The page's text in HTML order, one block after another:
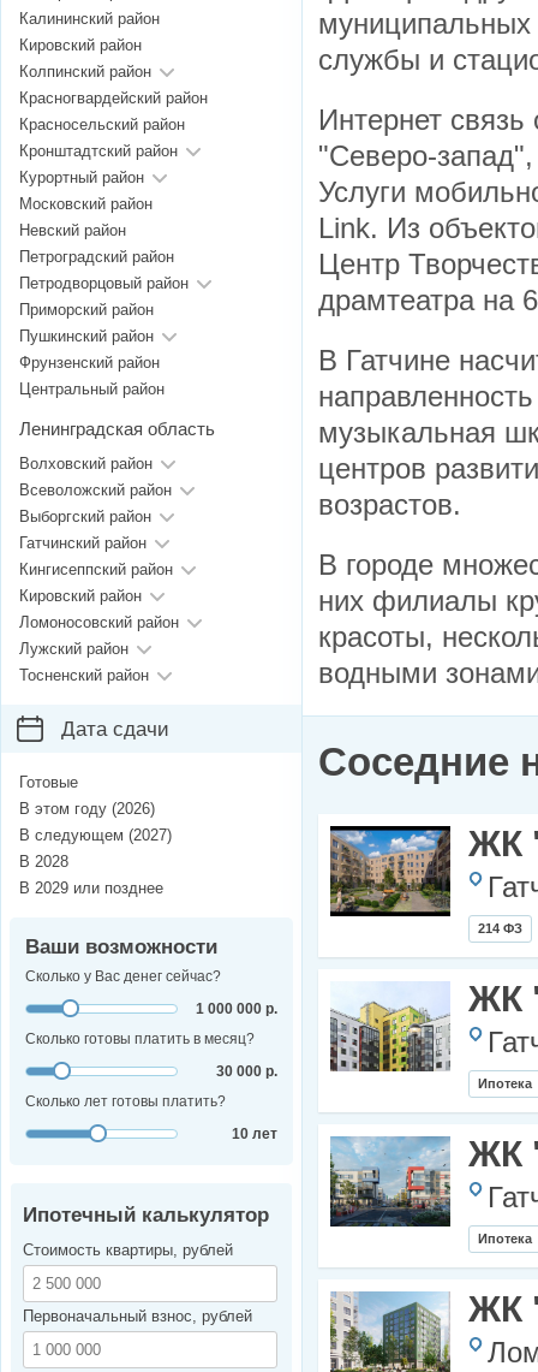
службы и
Интернет
"Северо-
Услуги
Link. Из
Центр
драмтеатра на
В Гатчине
музыкальная
центров
возрастов.
В городе
них филиалы
красоты,
водными
Соседние
ЖК
214 ФЗ
ЖК
Ипотека
ЖК
Ипотека
ЖК
Калининский район
Кировский район
Колпинский район
Красногвардейский район
Красносельский район
Кронштадтский район
Курортный район
Московский район
Невский район
Петроградский район
Петродворцовый район
Приморский район
Пушкинский район
Фрунзенский район
Центральный район
Ленинградская область
Волховский район
Всеволожский район
Выборгский район
Гатчинский район
Кингисеппский район
Кировский район
Ломоносовский район
Лужский район
Тосненский район
Дата сдачи
Готовые
В этом году (2026)
В следующем (2027)
В 2028
В 2029 или позднее
Ваши возможности
Сколько у Вас денег сейчас?
1 000 000 р.
Сколько готовы платить в месяц?
30 000 р.
Сколько лет готовы платить?
10 лет
Ипотечный калькулятор
Стоимость квартиры, рублей
Первоначальный взнос, рублей